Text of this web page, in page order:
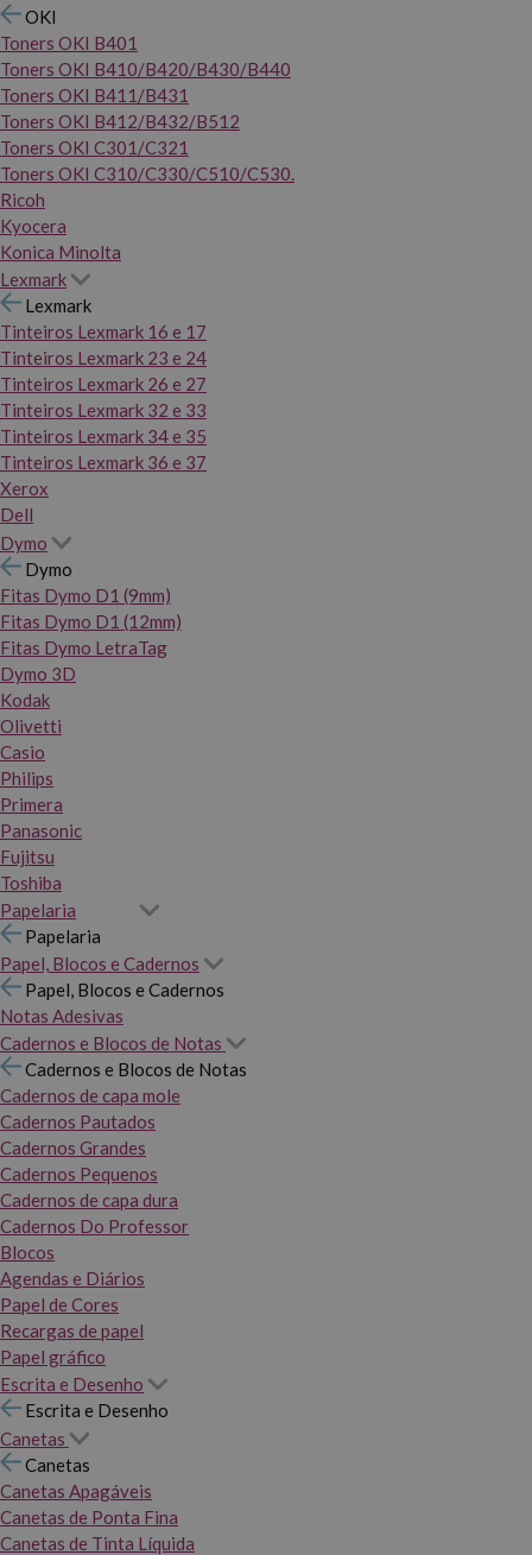
OKI
Toners OKI B401
Toners OKI B410/B420/B430/B440
Toners OKI B411/B431
Toners OKI B412/B432/B512
Toners OKI C301/C321
Toners OKI C310/C330/C510/C530.
Ricoh
Kyocera
Konica Minolta
Lexmark
Lexmark
Tinteiros Lexmark 16 e 17
Tinteiros Lexmark 23 e 24
Tinteiros Lexmark 26 e 27
Tinteiros Lexmark 32 e 33
Tinteiros Lexmark 34 e 35
Tinteiros Lexmark 36 e 37
Xerox
Dell
Dymo
Dymo
Fitas Dymo D1 (9mm)
Fitas Dymo D1 (12mm)
Fitas Dymo LetraTag
Dymo 3D
Kodak
Olivetti
Casio
Philips
Primera
Panasonic
Fujitsu
Toshiba
Papelaria
Papelaria
Papel, Blocos e Cadernos
Papel, Blocos e Cadernos
Notas Adesivas
Cadernos e Blocos de Notas
Cadernos e Blocos de Notas
Cadernos de capa mole
Cadernos Pautados
Cadernos Grandes
Cadernos Pequenos
Cadernos de capa dura
Cadernos Do Professor
Blocos
Agendas e Diários
Papel de Cores
Recargas de papel
Papel gráfico
Escrita e Desenho
Escrita e Desenho
Canetas
Canetas
Canetas Apagáveis
Canetas de Ponta Fina
Canetas de Tinta Líquida